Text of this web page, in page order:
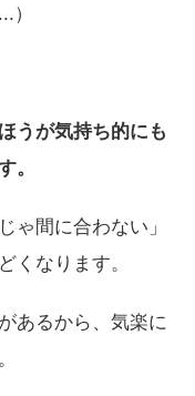
）
うが気持ち的にも
。
ゃ間に合わない」
くなります。
あるから、気楽に